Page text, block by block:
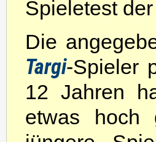
Spieletest
Die
Targi-Spieler
12 Jahren
etwas hoch